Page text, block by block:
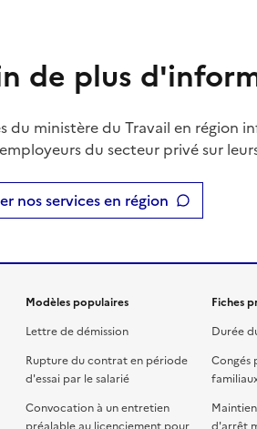
de plus
du ministère du Travail en région
du secteur privé sur
nos services en région
Modèles populaires
Lettre de démission
Rupture du contrat en période
d'essai par le salarié
Convocation à un entretien
Fiches
Durée
Congés